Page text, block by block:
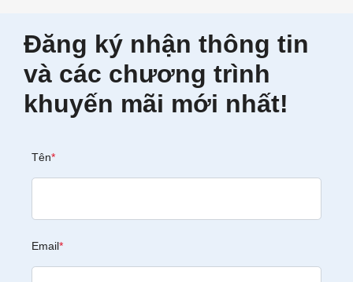
Đăng ký nhận thông tin
và các chương trình
khuyến mãi mới nhất!
Tên*
Email*